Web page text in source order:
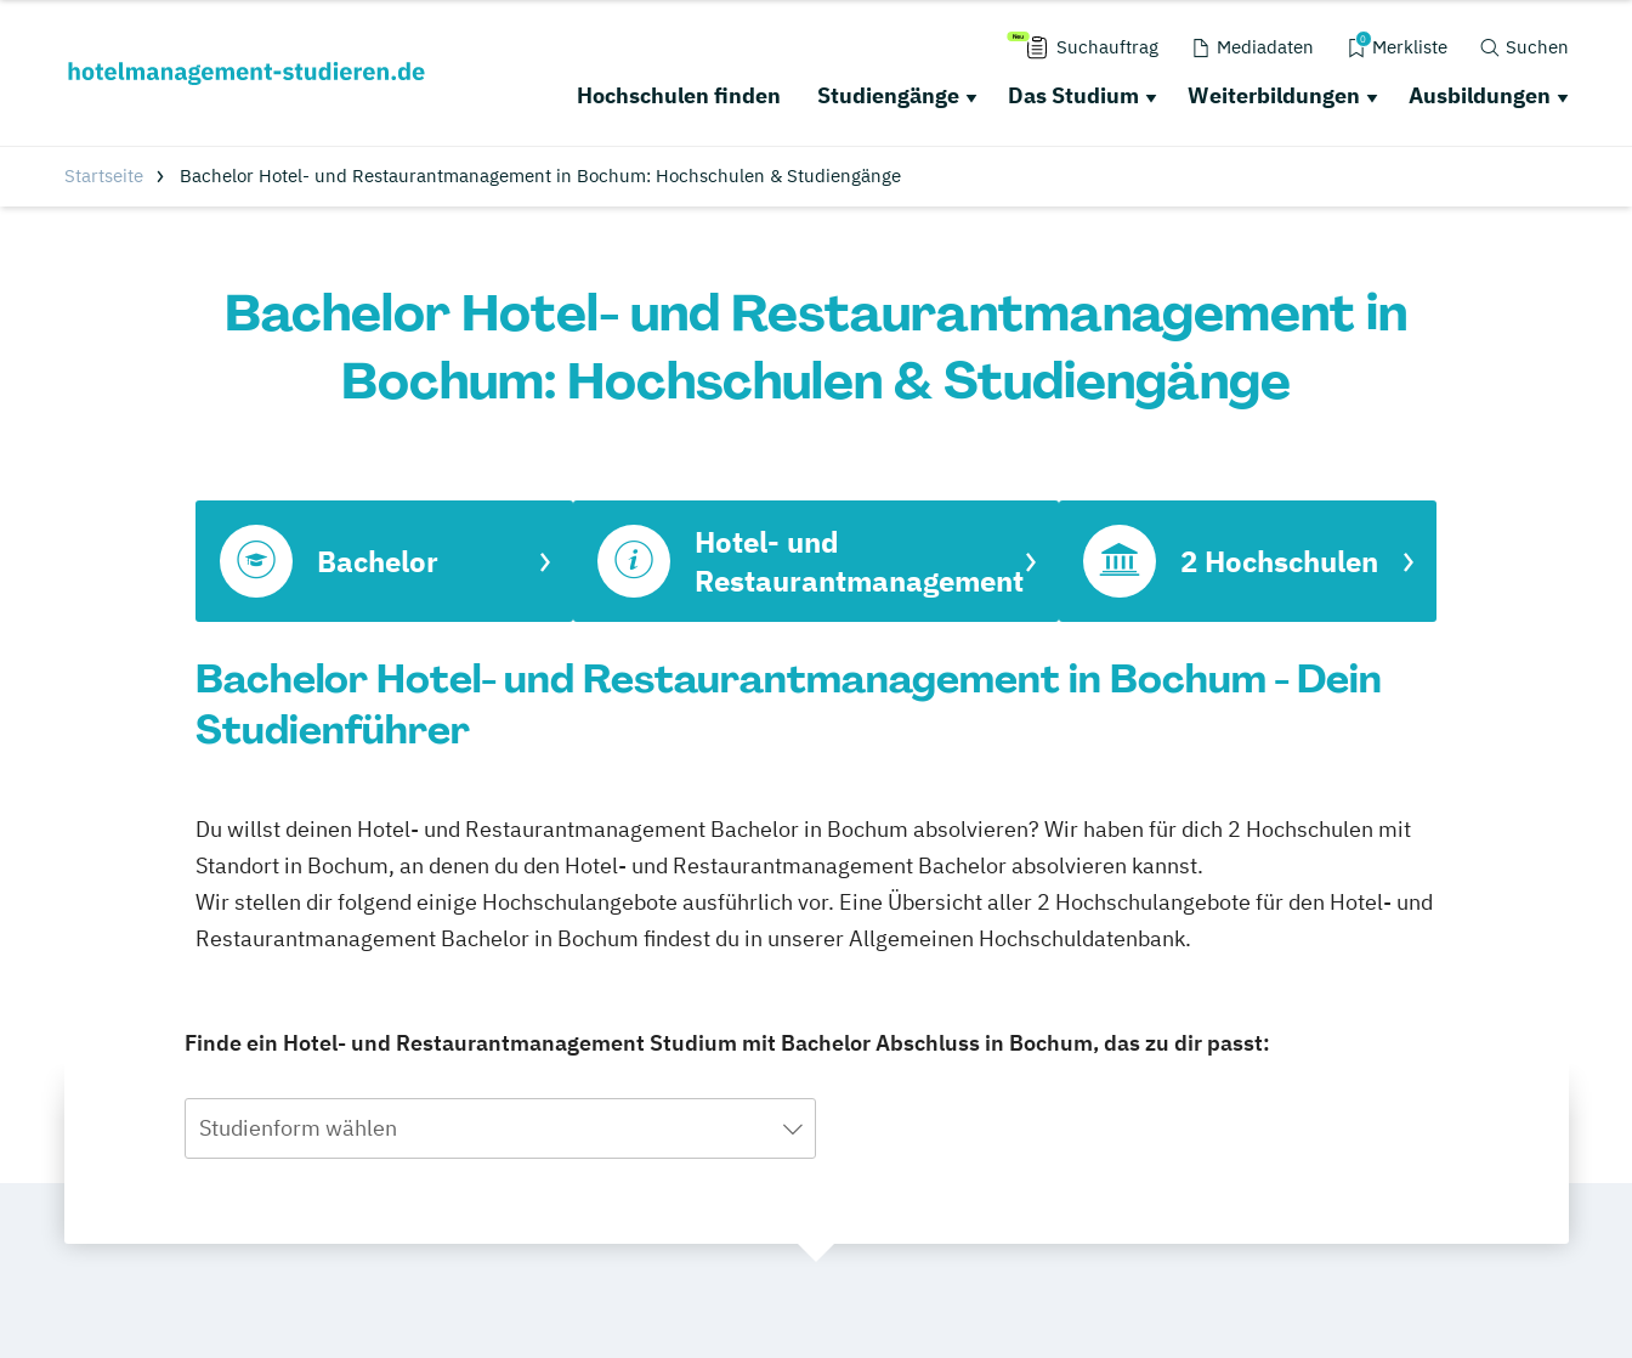
Suchauftrag Mediadaten 0 Merkliste Suchen
Hochschulen finden Studiengänge Das Studium Weiterbildungen Ausbildungen
Startseite Bachelor Hotel- und Restaurantmanagement in Bochum: Hochschulen & Studiengänge
Bachelor Hotel- und Restaurantmanagement in
Bochum: Hochschulen & Studiengänge
Bachelor
Hotel- und
Restaurantmanagement
2 Hochschulen
Bachelor Hotel- und Restaurantmanagement in Bochum - Dein
Studienführer
Du willst deinen Hotel- und Restaurantmanagement Bachelor in Bochum absolvieren? Wir haben für dich 2 Hochschulen mit
Standort in Bochum, an denen du den Hotel- und Restaurantmanagement Bachelor absolvieren kannst.
Wir stellen dir folgend einige Hochschulangebote ausführlich vor. Eine Übersicht aller 2 Hochschulangebote für den Hotel- und
Restaurantmanagement Bachelor in Bochum findest du in unserer Allgemeinen Hochschuldatenbank.
Finde ein Hotel- und Restaurantmanagement Studium mit Bachelor Abschluss in Bochum, das zu dir passt:
Studienform wählen